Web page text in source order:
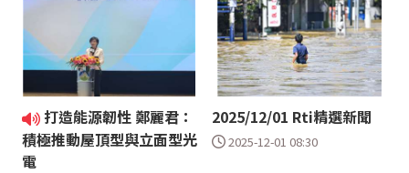
打造能源韌性 鄭麗君：
積極推動屋頂型與立面型光
電
2025/12/01 Rti精選新聞
2025-12-01 08:30